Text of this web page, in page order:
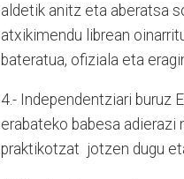
aldetik anitz eta aberatsa
atxikimendu librean
bateratua, ofiziala eta
4.- Independentziari buruz
erabateko babesa adierazi
praktikotzat jotzen dugu